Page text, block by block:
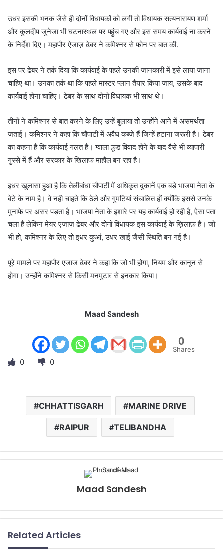
उधर इसकी भनक जैसे ही दोनों विधायकों को लगी तो विधायक सत्यनारायण शर्मा
और कुलदीप जुनेजा भी घटनास्थल पर पहुंच गए और इस समय कार्यवाई ना करने
के निर्देश दिए। महापौर ऐजाज़ ढेबर ने कमिश्नर से फोन पर बात की.
इस पर ढेबर ने तर्क दिया कि कार्यवाई के पहले उनकी जानकारी में इसे लाया जाना
चाहिए था। उनका तर्क था कि पहले मास्टर प्लान तैयार किया जाय, उसके बाद
कार्यवाई होना चाहिए। ढेबर के साथ दोनो विधायक भी साथ थे।
तीनों ने कमिश्नर से बात करने के लिए उन्हें बुलाया तो उन्होंने आने में असमर्थता
जताई। कमिश्नर ने कहा कि चौपाटी में अवैध कब्जे हैं जिन्हें हटाना जरूरी है। ढेबर
का कहना है कि कार्यवाई गलत है। ग्वाला फ़ूड विवाद होने के बाद वैसे भी व्यापारी
गुस्से में हैं और सरकार के खिलाफ माहौल बन रहा है।
इधर खुलासा हुआ है कि तेलीबांधा चौपाटी में अधिकृत दुकानें एक बड़े भाजपा नेता के
बेटे के नाम है। वे नही चाहते कि ठेले और गुमटियां संचालित हों क्योंकि इससे उनके
मुनाफे पर असर पड़ता है। भाजपा नेता के इशारे पर यह कार्यवाई हो रही है, ऐसा पता
चला है लेकिन मेयर एजाज़ ढेबर और दोनों विधायक इस कार्यवाई के ख़िलाफ़ हैं। जो
भी हो, कमिश्नर के लिए तो इधर कुआं, उधर खाई जैसी स्थिति बन गई है।
पूरे मामले पर महापौर एजाज ढेबर ने कहा कि जो भी होगा, नियम और कानून से
होगा। उन्होंने कमिश्नर से किसी मनमुटाव से इनकार किया।
Maad Sandesh
0
Shares
0 0
CHHATTISGARH MARINE DRIVE
RAIPUR TELIBANDHA
Maad Sandesh
Related Articles